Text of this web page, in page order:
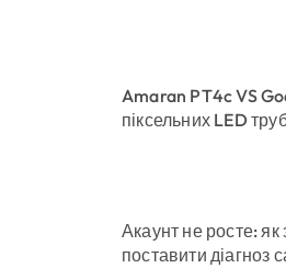
Amaran PT4c VS
піксельних LED
Акаунт не росте:
поставити діагноз